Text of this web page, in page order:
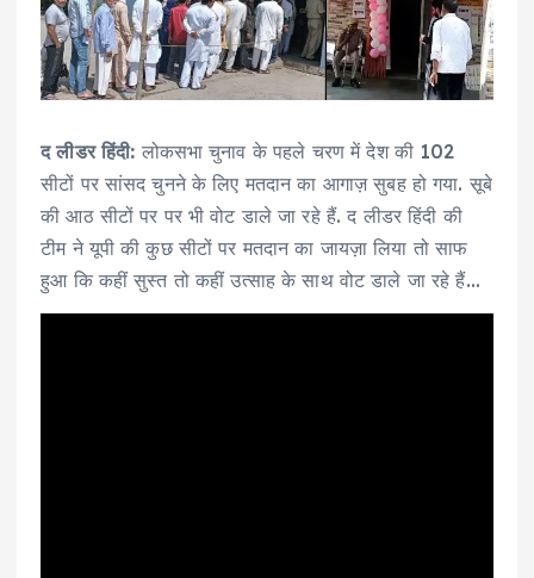
द लीडर हिंदी: लोकसभा चुनाव के पहले चरण में देश की 102
सीटों पर सांसद चुनने के लिए मतदान का आगाज़ सुबह हो गया. सूबे
की आठ सीटों पर पर भी वोट डाले जा रहे हैं. द लीडर हिंदी की
टीम ने यूपी की कुछ सीटों पर मतदान का जायज़ा लिया तो साफ
हुआ कि कहीं सुस्त तो कहीं उत्साह के साथ वोट डाले जा रहे हैं…